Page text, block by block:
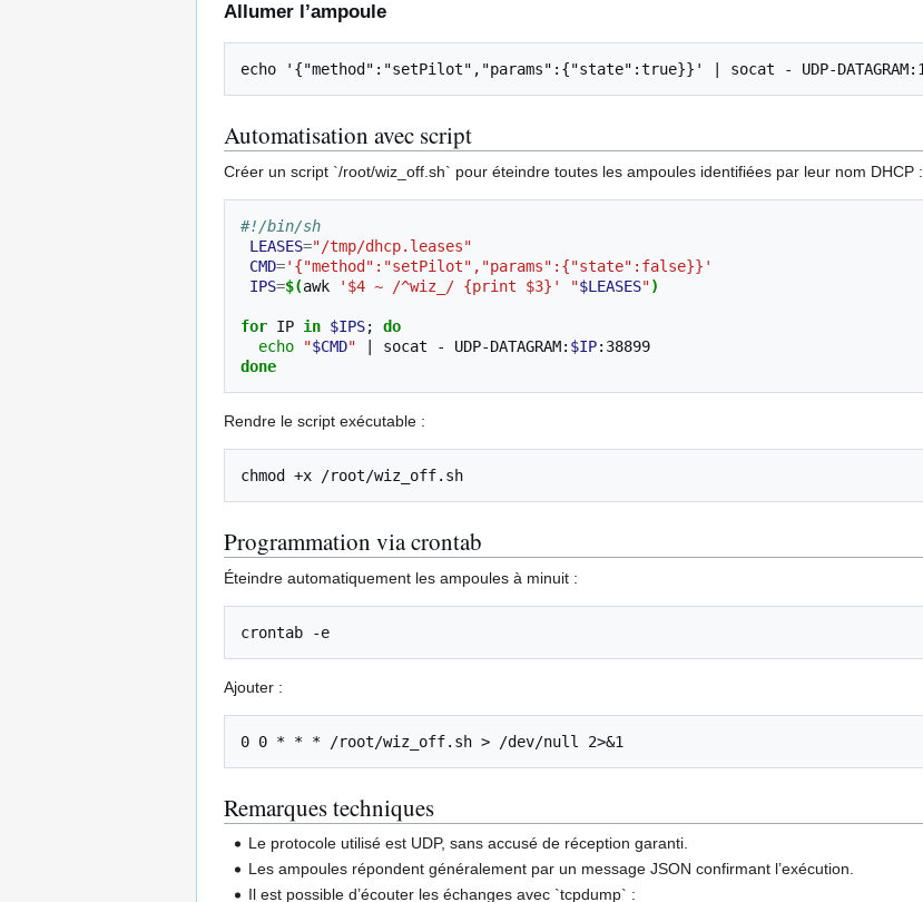
Allumer l’ampoule
Automatisation avec script
Créer un script `/root/wiz_off.sh` pour éteindre toutes les ampoules identifiées par leur nom DHCP :
#!/bin/sh
LEASES="/tmp/dhcp.leases"
CMD='{"method":"setPilot","params":{"state":false}}'
IPS=$(awk '$4 ~ /^wiz_/ {print $3}' "$LEASES")
for IP in $IPS;
do
echo
"$CMD" socat - UDP-DATAGRAM: $IP
done
Rendre le script exécutable :
chmod +x
Programmation via crontab
Éteindre automatiquement les ampoules à minuit :
Ajouter :
Remarques techniques
Le protocole utilisé est UDP, sans accusé de réception garanti.
Les ampoules répondent généralement par un message JSON confirmant l’exécution.
Il est possible d’écouter les échanges avec `tcpdump` :